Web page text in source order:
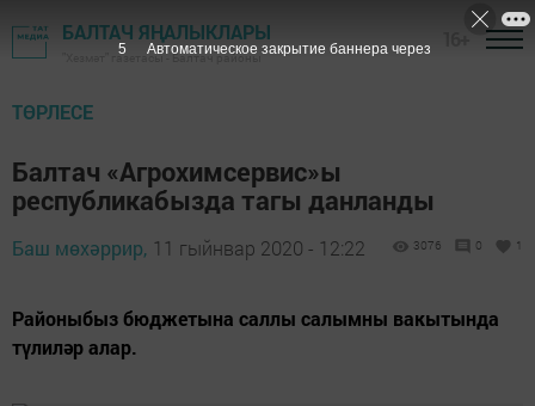
БАЛТАЧ ЯҢАЛЫКЛАРЫ
"Хезмәт" газетасы - Балтач районы
ТӨРЛЕСЕ
Балтач «Агрохимсервис»ы
республикабызда тагы данланды
Баш мөхәррир, 11 гыйнвар 2020 - 12:22 3076 0 1
Районыбыз бюджетына саллы салымны вакытында
түлиләр алар.
4 Автоматическое закрытие баннера через